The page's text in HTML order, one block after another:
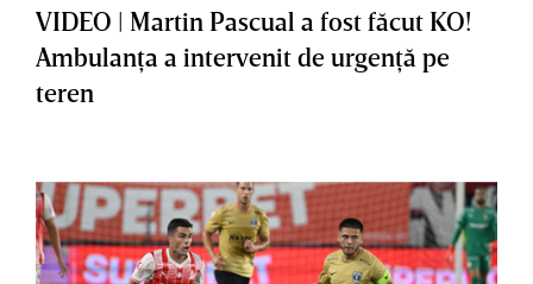
VIDEO | Martin Pascual a fost făcut KO!
Ambulanţa a intervenit de urgenţă pe
teren